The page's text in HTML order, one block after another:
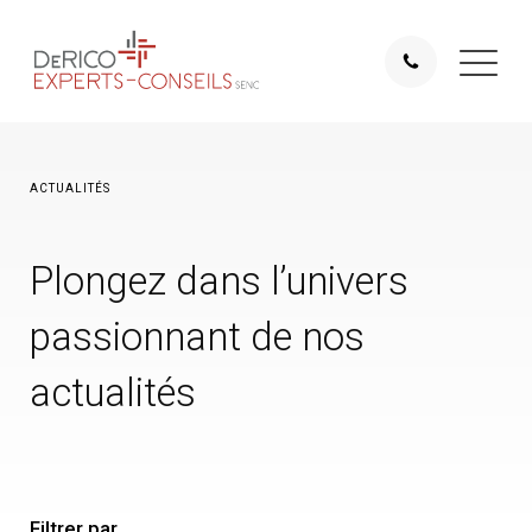
ACTUALITÉS
Plongez dans l’univers
passionnant de nos
actualités